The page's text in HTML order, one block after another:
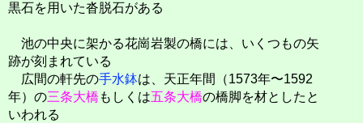
黒石を用いた沓脱石がある
池の中央に架かる花崗岩製の橋には、いくつもの矢
跡が刻まれている
広間の軒先の手水鉢は、天正年間（1573年〜1592
年）の三条大橋 もしくは五条大橋の橋脚を材としたと
いわれる